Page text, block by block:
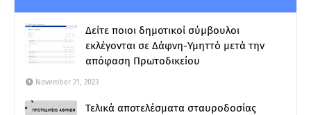
Δείτε ποιοι δημοτικοί σύμβουλοι
εκλέγονται σε Δάφνη-Υμηττό μετά την
απόφαση Πρωτοδικείου
November 21, 2023
Τελικά αποτελέσματα σταυροδοσίας